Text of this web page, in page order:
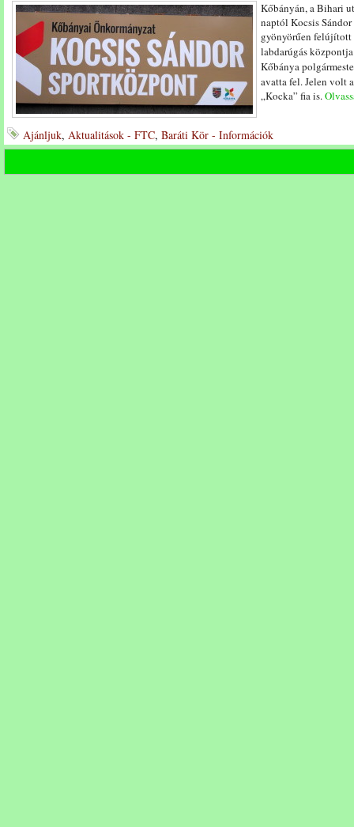
Kőbányán, a Bihari
naptól Kocsis
gyönyörűen felújított
labdarúgás
Kőbánya
avatta fel. Jelen volt
„Kocka” fia is.
Ajánljuk, Aktualitások - FTC, Baráti Kör - Információk